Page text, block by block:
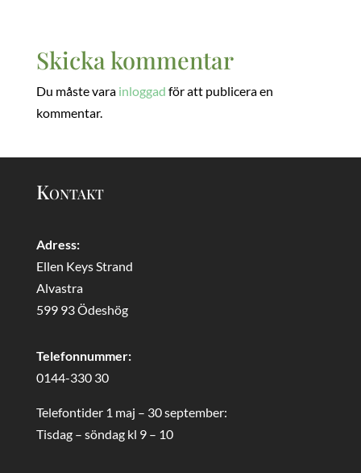
Skicka kommentar
Du måste vara inloggad för att publicera en
kommentar.
Kontakt
Adress:
Ellen Keys Strand
Alvastra
599 93 Ödeshög
Telefonnummer:
0144-330 30
Telefontider 1 maj – 30 september:
Tisdag – söndag kl 9 – 10